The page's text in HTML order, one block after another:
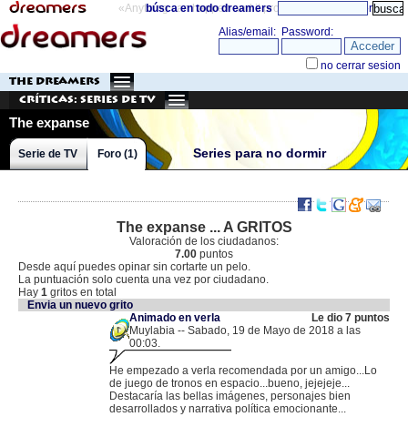
«Anything can happen and it probably will» directorio
búsca en todo dreamers
THE DREAMERS
Críticas: Series de TV
The expanse
Series para no dormir
Serie de TV Foro (1)
The expanse ... A GRITOS
Valoración de los ciudadanos:
7.00 puntos
Desde aquí puedes opinar sin cortarte un pelo.
La puntuación solo cuenta una vez por ciudadano.
Hay 1 gritos en total
Envia un nuevo grito
Animado en verla
Le dio 7 puntos
Muylabia -- Sabado, 19 de Mayo de 2018 a las
00:03.
He empezado a verla recomendada por un amigo...Lo
de juego de tronos en espacio...bueno, jejejeje...
Destacaría las bellas imágenes, personajes bien
desarrollados y narrativa política emocionante...